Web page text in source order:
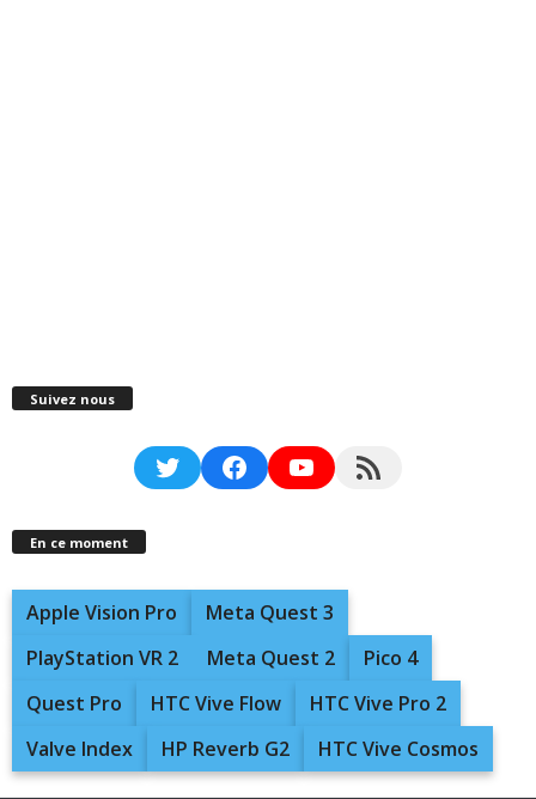
Suivez nous
TwitterFacebookYouTubeRSS Feed
En ce moment
Apple Vision Pro
Meta Quest 3
PlayStation VR 2
Meta Quest 2
Pico 4
Quest Pro
HTC Vive Flow
HTC Vive Pro 2
Valve Index
HP Reverb G2 HTC Vive Cosmos